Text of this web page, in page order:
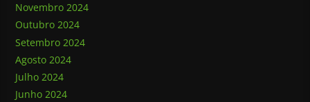
Novembro 2024
Outubro 2024
Setembro 2024
Agosto 2024
Julho 2024
Junho 2024